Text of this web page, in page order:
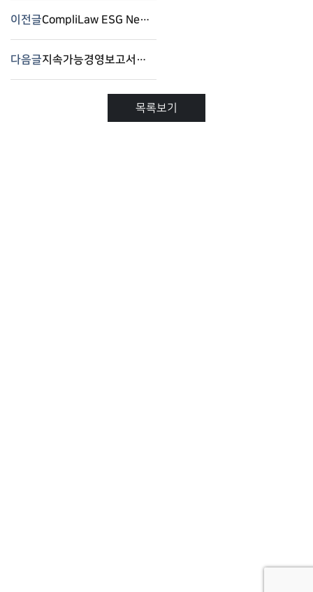
이전글 CompliLaw ESG News – 2024년 7월-1
다음글 지속가능경영보고서를 위한 통합 컴플라이언스 솔루션
목록보기